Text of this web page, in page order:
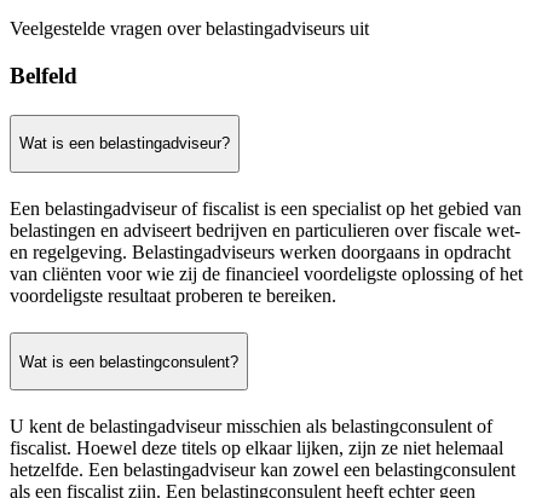
Veelgestelde vragen over belastingadviseurs uit
Belfeld
Wat is een belastingadviseur?
Een belastingadviseur of fiscalist is een specialist op het gebied van
belastingen en adviseert bedrijven en particulieren over fiscale wet-
en regelgeving. Belastingadviseurs werken doorgaans in opdracht
van cliënten voor wie zij de financieel voordeligste oplossing of het
voordeligste resultaat proberen te bereiken.
Wat is een belastingconsulent?
U kent de belastingadviseur misschien als belastingconsulent of
fiscalist. Hoewel deze titels op elkaar lijken, zijn ze niet helemaal
hetzelfde. Een belastingadviseur kan zowel een belastingconsulent
als een fiscalist zijn. Een belastingconsulent heeft echter geen